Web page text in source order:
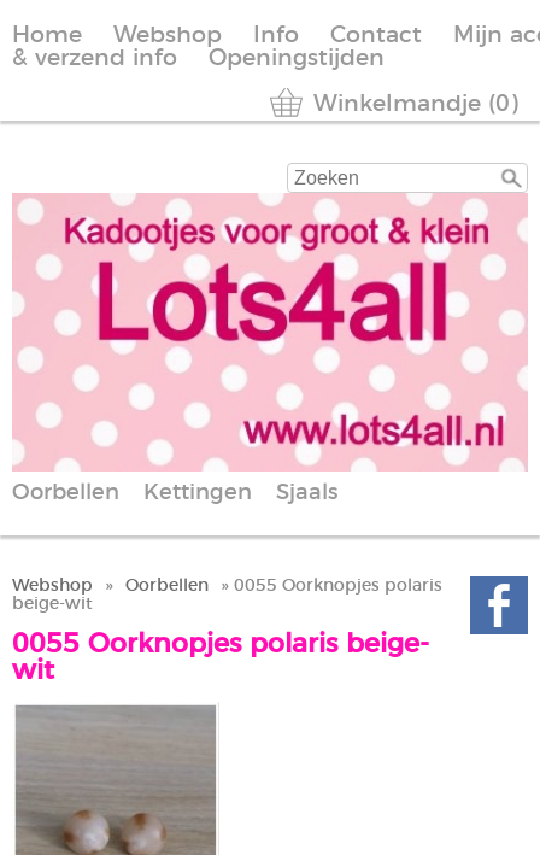
Home Webshop Info Contact
Mijn
& verzend info
Openingstijden
Winkelmandje (0)
Oorbellen Kettingen Sjaals
Webshop » Oorbellen
» 0055 Oorknopjes polaris
beige-wit
0055 Oorknopjes polaris beige-
wit